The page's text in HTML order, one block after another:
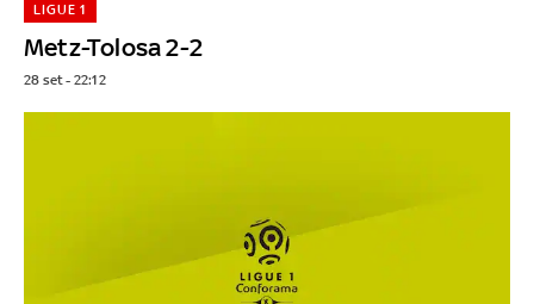
Metz-Tolosa 2-2
LIGUE 1
28 set - 22:12